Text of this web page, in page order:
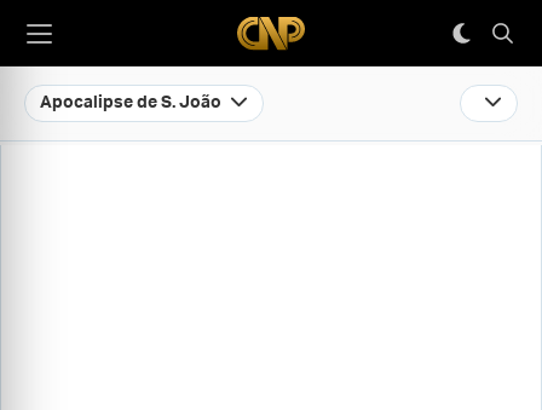
Apocalipse de S. João